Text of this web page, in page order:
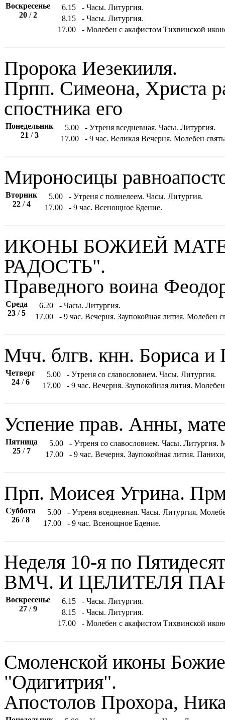
Воскресенье
20/2
6.15
- Часы. Литургия.
8.15
- Часы. Литургия.
17.00
- Молебен с акафистом Тихвинской
Пророка Иезекииля.
Прпп. Симеона, Христа
спостника его
Понедельник
21 /3
5.00
- Утреня вседневная. Часы. Литургия.
17.00
- 9 час. Великая Вечерня. Молебен
Мироносицы
Вторник
22/4
5.00
- Утреня с полиелеем. Часы. Литургия.
17.00
- 9 час. Всенощное Бдение.
ИКОНЫ БОЖИЕЙ
РАДОСТЬ".
Праведного воина
Среда
23 /5
6.20
- Часы. Литургия.
17.00
- 9 час. Вечерня. Заупокойная лития. Молебен
Мчч. блгв. кнн. Бориса
Четверг
24/6
5.00
- Утреня со славословием. Часы. Литургия.
17.00
- 9 час. Вечерня. Заупокойная лития.
Успение прав. Анны,
Пятница
25 / 7
5.00
- Утреня со славословием. Часы. Литургия.
17.00
- 9 час. Вечерня. Заупокойная лития.
Прп. Моисея Угрина.
Суббота
26 /8
5.00
- Утреня вседневная. Часы. Литургия.
17.00
- 9 час. Всенощное Бдение.
Неделя 10-я по
ВМЧ. И ЦЕЛИТЕЛЯ
Воскресенье
27/9
6.15
- Часы. Литургия.
8.15
- Часы. Литургия.
17.00
- Молебен с акафистом Тихвинской
Смоленской иконы
"Одигитрия".
Апостолов Прохора,